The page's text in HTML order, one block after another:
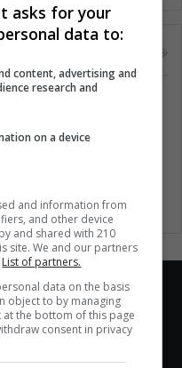
Deportes
Música Politica
asks for your
data to:
content, advertising and
research and
on a device
and information from
and other device
and shared with 210
site. We and our partners
List of partners.
data on the basis
object to by managing
the bottom of this page
consent in privacy